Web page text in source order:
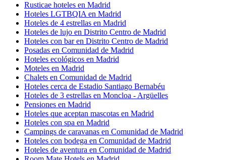
Rusticae hoteles en Madrid
Hoteles LGTBQIA en Madrid
Hoteles de 4 estrellas en Madrid
Hoteles de lujo en Distrito Centro de Madrid
Hoteles con bar en Distrito Centro de Madrid
Posadas en Comunidad de Madrid
Hoteles ecológicos en Madrid
Moteles en Madrid
Chalets en Comunidad de Madrid
Hoteles cerca de Estadio Santiago Bernabéu
Hoteles de 3 estrellas en Moncloa - Argüelles
Pensiones en Madrid
Hoteles que aceptan mascotas en Madrid
Hoteles con spa en Madrid
Campings de caravanas en Comunidad de Madrid
Hoteles con bodega en Comunidad de Madrid
Hoteles de aventura en Comunidad de Madrid